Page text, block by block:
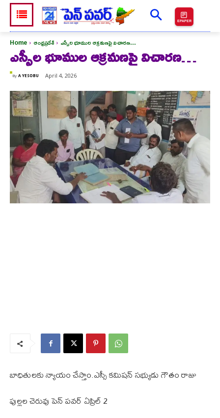
EPAPER
Home ఆంధ్రప్రదేశ్ ఎస్సీల భూముల ఆక్రమణపై విచారణ...
ఎస్సీల భూముల ఆక్రమణపై విచారణ…
By A YESOBU April 4, 2026
బాధితులకు న్యాయం చేస్తాం.ఎస్సీ కమిషన్ సభ్యుడు గౌతం రాజు
పుల్లల చెరువు పెన్ పవర్ ఏప్రిల్ 2